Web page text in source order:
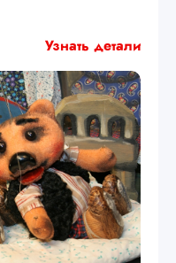
Узнать детали